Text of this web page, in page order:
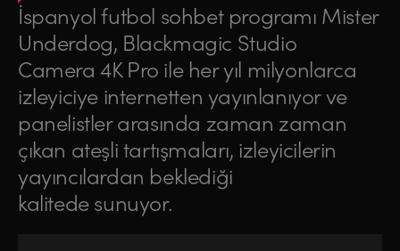
İspanyol futbol sohbet programı Mister
Underdog, Blackmagic Studio
Camera 4K Pro ile her yıl milyonlarca
izleyiciye internetten yayınlanıyor ve
panelistler arasında zaman zaman
çıkan ateşli tartışmaları, izleyicilerin
yayıncılardan beklediği
kalitede sunuyor.